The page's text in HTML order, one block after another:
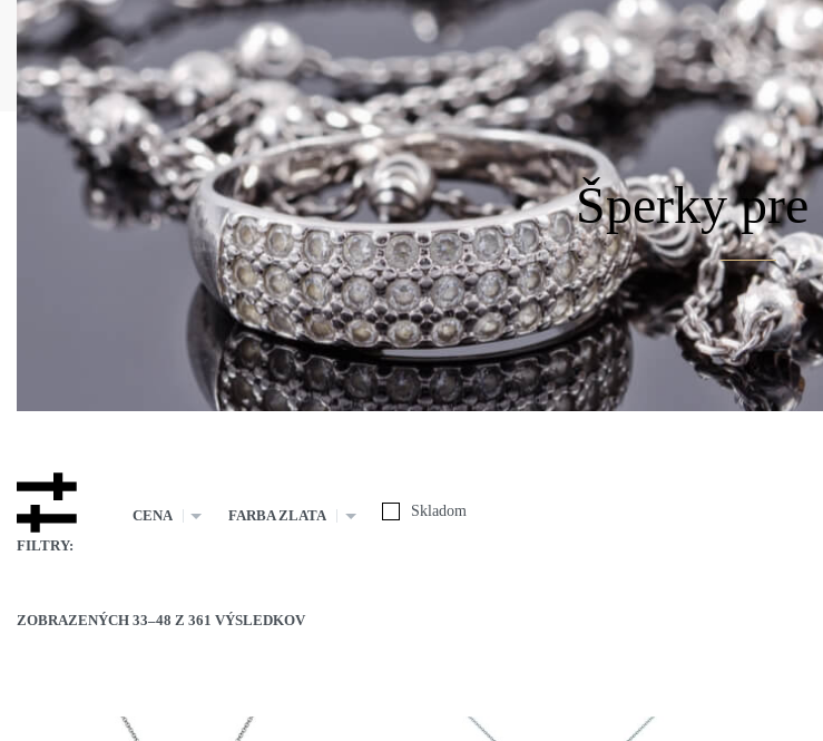
KONTAKT O NÁS
NOVINKYSVADOBNÉ OBRÚČKY ZÁSNUBNÉ PRSTENE ŠPERKY PRE ŽENY ŠPERKY PRE MUŽOV
Šperky pre
FILTRY:
CENA FARBA ZLATA Skladom
ZOBRAZENÝCH 33–48 Z 361 VÝSLEDKOV